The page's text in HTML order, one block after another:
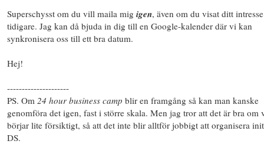
Superschysst om du vill maila mig igen, även om du visat ditt intresse
tidigare. Jag kan då bjuda in dig till en Google-kalender där vi kan
synkronisera oss till ett bra datum.
Hej!
---------------------
PS. Om 24 hour business camp blir en framgång så kan man kanske
genomföra det igen, fast i större skala. Men jag tror att det är bra om
börjar lite försiktigt, så att det inte blir alltför jobbigt att organisera
DS.